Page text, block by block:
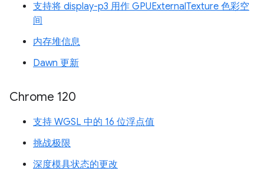
支持将 display-p3 用作 GPUExternalTexture 色彩空
间
内存堆信息
Dawn 更新
Chrome 120
支持 WGSL 中的 16 位浮点值
挑战极限
深度模具状态的更改